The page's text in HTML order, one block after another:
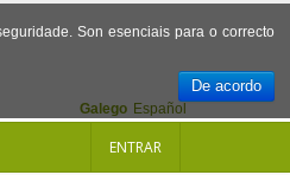
Son esenciais para o correcto
De acordo
Español
Galego
ENTRAR